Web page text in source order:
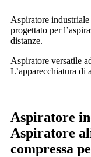
Aspiratore
progettato per
distanze.
Aspiratore versatile
L’apparecchiatura di
Aspiratore
Aspiratore
compressa